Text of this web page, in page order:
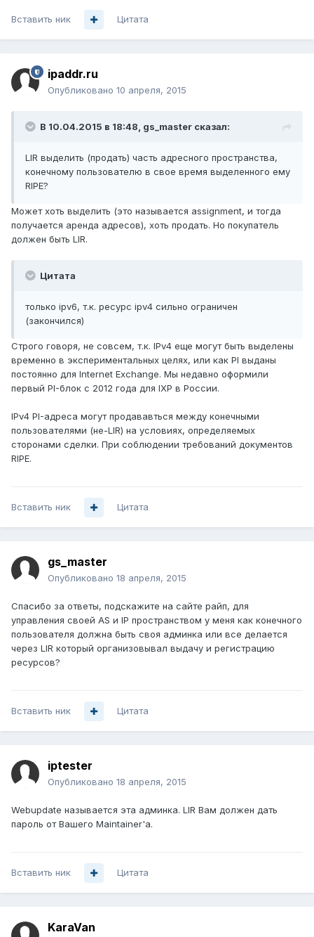
Вставить ник Цитата
ipaddr.ru
Опубликовано 10 апреля, 2015
В 10.04.2015 в 18:48, gs_master сказал:
LIR выделить (продать) часть адресного пространства,
конечному пользователю в свое время выделенного ему
RIPE?
Может хоть выделить (это называется assignment, и тогда
получается аренда адресов), хоть продать. Но покупатель
должен быть LIR.
Цитата
только ipv6, т.к. ресурс ipv4 сильно ограничен
(закончился)
Строго говоря, не совсем, т.к. IPv4 еще могут быть выделены
временно в экспериментальных целях, или как PI выданы
постоянно для Internet Exchange. Мы недавно оформили
первый PI-блок с 2012 года для IXP в России.
IPv4 PI-адреса могут продававться между конечными
пользователями (не-LIR) на условиях, определяемых
сторонами сделки. При соблюдении требований документов
RIPE.
Вставить ник Цитата
gs_master
Опубликовано 18 апреля, 2015
Спасибо за ответы, подскажите на сайте райп, для
управления своей AS и IP пространством у меня как конечного
пользователя должна быть своя админка или все делается
через LIR который организовывал выдачу и регистрацию
ресурсов?
Вставить ник Цитата
iptester
Опубликовано 18 апреля, 2015
Webupdate называется эта админка. LIR Вам должен дать
пароль от Вашего Maintainer'a.
Вставить ник Цитата
KaraVan